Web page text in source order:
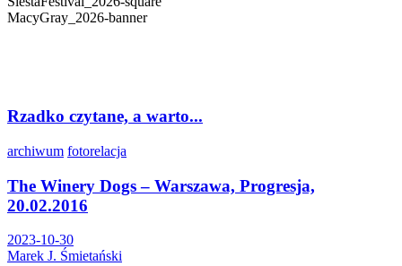
MacyGray_2026-banner
Rzadko czytane, a warto...
archiwum fotorelacja
The Winery Dogs – Warszawa, Progresja,
20.02.2016
2023-10-30
Marek J. Śmietański